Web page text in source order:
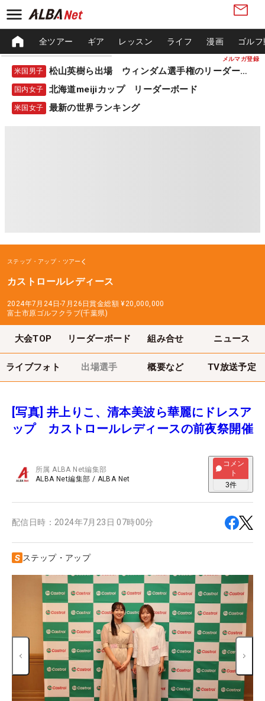
メルマガ登録
全ツアー ギア レッスン ライフ 漫画 ゴル
米国男子 松山英樹ら出場 ウィンダム選手権のリーダーボード
国内女子 北海道meijiカップ リーダーボード
米国女子 最新の世界ランキング
ステップ・アップ・ツアー
カストロールレディース
2024年7月24日-7月26日賞金総額 ¥20,000,000
富士市原ゴルフクラブ(千葉県)
大会TOP リーダーボード 組み合せ ニュース
ライブフォト 出場選手 概要など TV放送予定
[写真] 井上りこ、清本美波ら華麗にドレスア
ップ カストロールレディースの前夜祭開催
所属ALBA Net編集部
ALBA Net編集部 / ALBA Net
コメン
ト
3件
配信日時： 2024年7月23日 07時00分
ステップ・アップ